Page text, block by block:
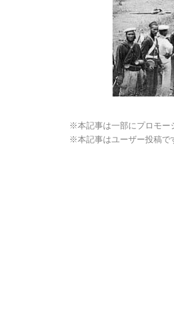
※本記事は一部にプロモー
※本記事はユーザー投稿で